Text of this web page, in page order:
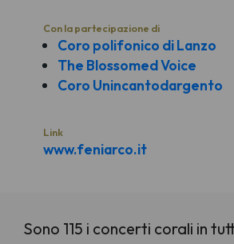
Con la partecipazione di
Coro polifonico di Lanzo
The Blossomed Voice
Coro Unincantodargento
Link
www.feniarco.it
Sono 115 i concerti corali in